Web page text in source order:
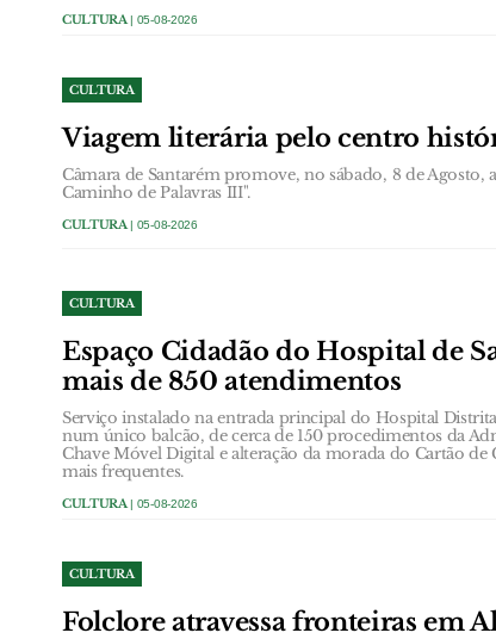
CULTURA | 05-08-2026
CULTURA
Viagem literária pelo centro
Câmara de Santarém promove, no sábado, 8 de Agosto,
Caminho de Palavras III".
CULTURA | 05-08-2026
CULTURA
Espaço Cidadão do Hospital de
mais de 850 atendimentos
Serviço instalado na entrada principal do Hospital
num único balcão, de cerca de 150 procedimentos da
Chave Móvel Digital e alteração da morada do Cartão de
mais frequentes.
CULTURA | 05-08-2026
CULTURA
Folclore atravessa fronteiras em